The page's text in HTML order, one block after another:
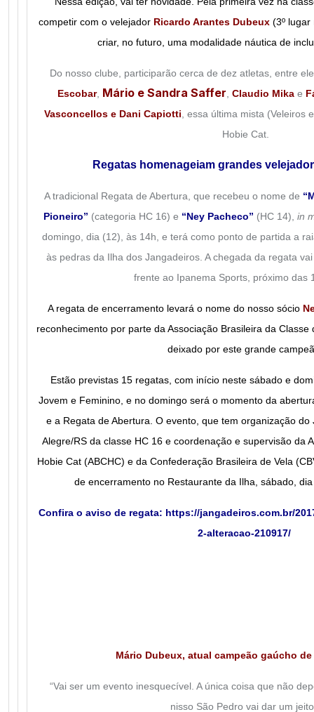
competir com o velejador Ricardo Arantes Dubeux(3º lugar
criar, no futuro, uma modalidade náutica de
Do nosso clube, participarão cerca de dez atletas, entre
Escobar, Mário e Sandra Saffer Claudio Mika e
Vasconcellos e Dani Capiotti , essa última mista (Veleiros
Hobie Cat.
Regatas homenageiam grandes
A tradicional Regata de Abertura, que recebeu o nome de
Pioneiro” (categoria HC 16) e “Ney Pacheco” (HC 14), in
domingo, dia (12), às 14h, e terá como ponto de partida a
às pedras da Ilha dos Jangadeiros. A chegada da regata
frente ao Ipanema Sports, próximo das
A regata de encerramento levará o nome do nosso sócio
reconhecimento por parte da Associação Brasileira da
deixado por este grande
Estão previstas 15 regatas, com início neste sábado e
Jovem e Feminino, e no domingo será o momento da
e a Regata de Abertura. O evento, que tem organização
Alegre/RS da classe HC 16 e coordenação e supervisão da
Hobie Cat (ABCHC) e da Confederação Brasileira de Vela
de encerramento no Restaurante da Ilha, sábado,
Confira o aviso de regata: https://jangadeiros.com.br/
2-alteracao-210917/
Mário Dubeux, atual campeão gaúcho de
“Vai ser um evento inesquecível. A única coisa que não
nisso São Pedro vai dar um